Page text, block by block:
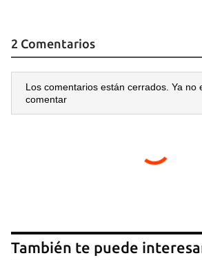
2 Comentarios
Los comentarios están cerrados. Ya no
comentar
También te puede